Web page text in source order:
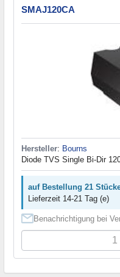
SMAJ120CA
Hersteller: Bourns
Diode TVS Single Bi-Dir
auf Bestellung 21
Lieferzeit 14-21 Tag (e)
Benachrichtigung bei